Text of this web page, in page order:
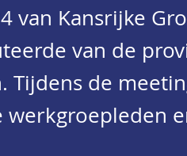
van Kansrijke
van de
Tijdens de